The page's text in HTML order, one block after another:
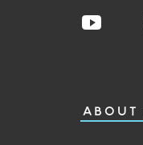
ABOUT